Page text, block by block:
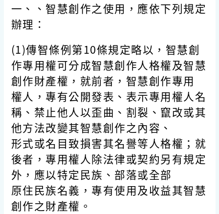
一、、智慧創作之使用，應依下列規定
辦理：
(1)傳智條例第10條規定略以，智慧創
作專用權可分成智慧創作人格權及智慧
創作財產權，就前者，智慧創作專用
權人，專有公開發表、表示專用權人名
稱、禁止他人以歪曲、割裂、竄改或其
他方法改變其智慧創作之內容、
形式或名目致損害其名譽等人格權；就
後者，專用權人除法律或契約另有規定
外，應以特定民族、部落或全部
原住民族名義，專有使用及收益其智慧
創作之財產權。